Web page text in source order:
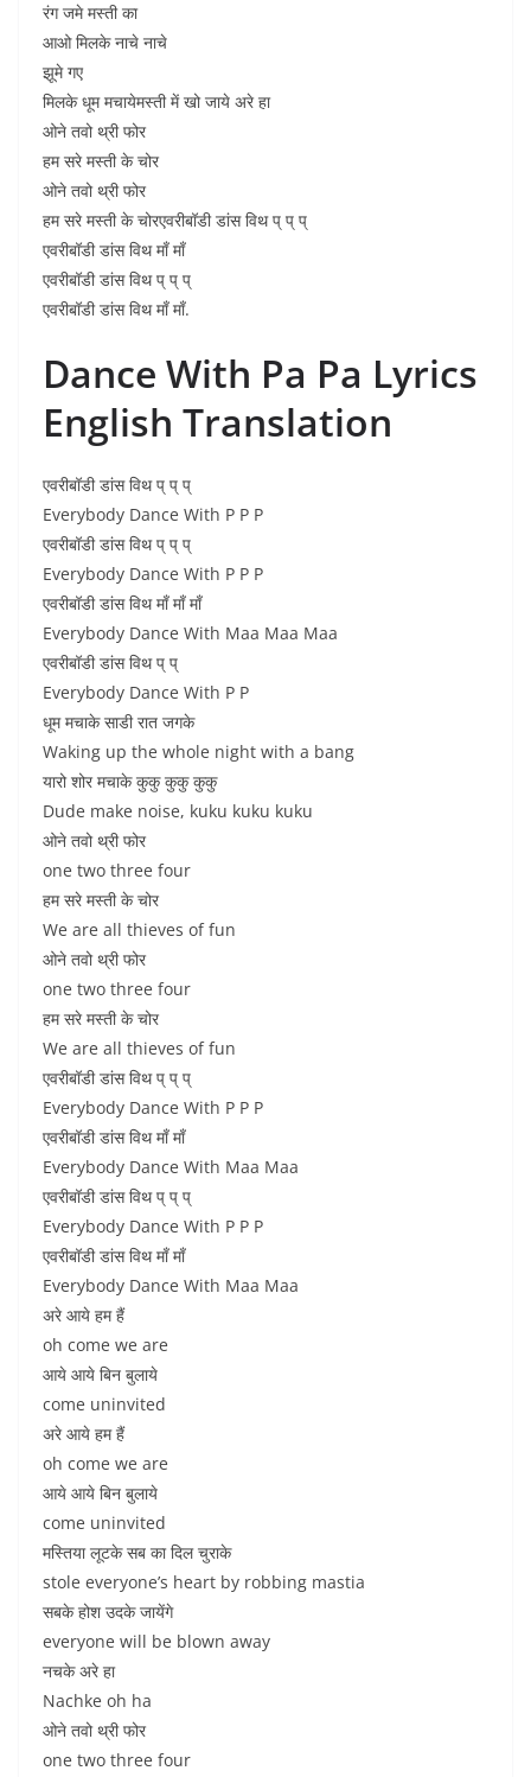
रंग जमे मस्ती का
आओ मिलके नाचे नाचे
झूमे गए
मिलके धूम मचायेमस्ती में खो जाये अरे हा
ओने तवो थ्री फोर
हम सरे मस्ती के चोर
ओने तवो थ्री फोर
हम सरे मस्ती के चोरएवरीबॉडी डांस विथ प् प् प्
एवरीबॉडी डांस विथ माँ माँ
एवरीबॉडी डांस विथ प् प् प्
एवरीबॉडी डांस विथ माँ माँ.
Dance With Pa Pa Lyrics
English Translation
एवरीबॉडी डांस विथ प् प् प्
Everybody Dance With P P P
एवरीबॉडी डांस विथ प् प् प्
Everybody Dance With P P P
एवरीबॉडी डांस विथ माँ माँ माँ
Everybody Dance With Maa Maa Maa
एवरीबॉडी डांस विथ प् प्
Everybody Dance With P P
धूम मचाके साडी रात जगके
Waking up the whole night with a bang
यारो शोर मचाके कुकु कुकु कुकु
Dude make noise, kuku kuku kuku
ओने तवो थ्री फोर
one two three four
हम सरे मस्ती के चोर
We are all thieves of fun
ओने तवो थ्री फोर
one two three four
हम सरे मस्ती के चोर
We are all thieves of fun
एवरीबॉडी डांस विथ प् प् प्
Everybody Dance With P P P
एवरीबॉडी डांस विथ माँ माँ
Everybody Dance With Maa Maa
एवरीबॉडी डांस विथ प् प् प्
Everybody Dance With P P P
एवरीबॉडी डांस विथ माँ माँ
Everybody Dance With Maa Maa
अरे आये हम हैं
oh come we are
आये आये बिन बुलाये
come uninvited
अरे आये हम हैं
oh come we are
आये आये बिन बुलाये
come uninvited
मस्तिया लूटके सब का दिल चुराके
stole everyone’s heart by robbing mastia
सबके होश उदके जायेंगे
everyone will be blown away
नचके अरे हा
Nachke oh ha
ओने तवो थ्री फोर
one two three four